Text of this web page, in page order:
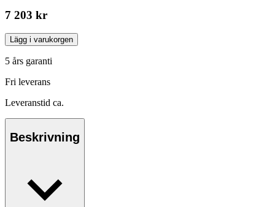
7 203 kr
Lägg i varukorgen
5 års garanti
Fri leverans
Leveranstid ca.
Beskrivning